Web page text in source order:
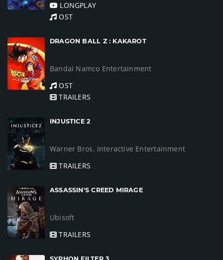
LONGPLAY
OST
DRAGON BALL Z : KAKAROT
Bandai Namco Entertainment
OST
TRAILERS
INJUSTICE 2
Warner Bros. Interactive Entertainment
TRAILERS
ASSASSIN'S CREED MIRAGE
Ubisoft
TRAILERS